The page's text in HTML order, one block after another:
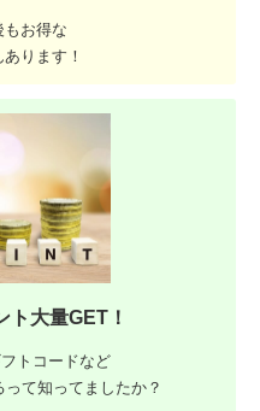
お得な
ります！
ト大量GET！
トコードなど
て知ってましたか？